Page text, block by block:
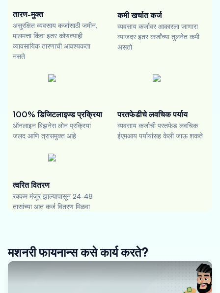
तारण-मुक्त
असुरक्षित व्यवसाय कर्जासाठी जमीन,
मालमत्ता किंवा इतर कोणत्याही
व्यावसायिक तारणाची आवश्यकता
नसते
कमी खर्चात कर्ज
व्यवसाय कर्जावर आकारला जाणारा
व्याजदर इतर कर्जांच्या तुलनेत कमी
असतो
100% डिजिटलाइज्ड प्रक्रिया
ऑनलाइन बिझनेस लोन प्रक्रिया
जलद आणि त्रासमुक्त आहे
परतफेडीचे लवचिक पर्याय
व्यवसाय कर्जाची परतफेड लवचिक
ईएमआय पर्यायांसह केली जाऊ शकते
त्वरित वितरण
रक्कम मंजूर झाल्यापासून 24-48
तासांच्या आत कर्ज वितरण मिळवा
मशनरी फायनान्स कसे कार्य करते?